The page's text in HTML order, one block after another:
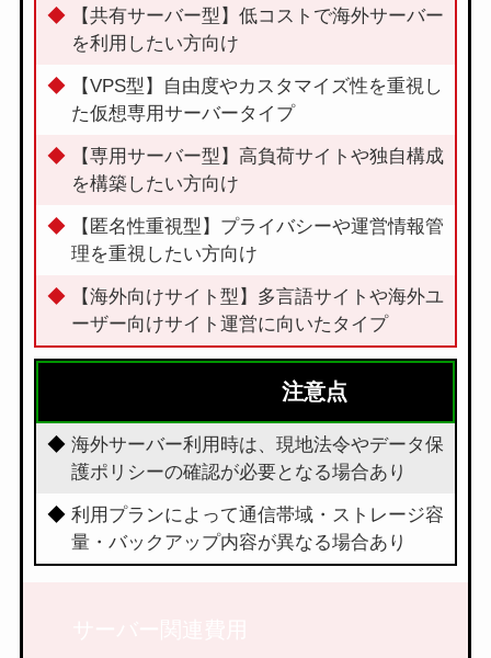
【共有サーバー型】低コストで海外サーバー
を利用したい方向け
【VPS型】自由度やカスタマイズ性を重視し
た仮想専用サーバータイプ
【専用サーバー型】高負荷サイトや独自構成
を構築したい方向け
【匿名性重視型】プライバシーや運営情報管
理を重視したい方向け
【海外向けサイト型】多言語サイトや海外ユ
ーザー向けサイト運営に向いたタイプ
注意点
海外サーバー利用時は、現地法令やデータ保
護ポリシーの確認が必要となる場合あり
利用プランによって通信帯域・ストレージ容
量・バックアップ内容が異なる場合あり